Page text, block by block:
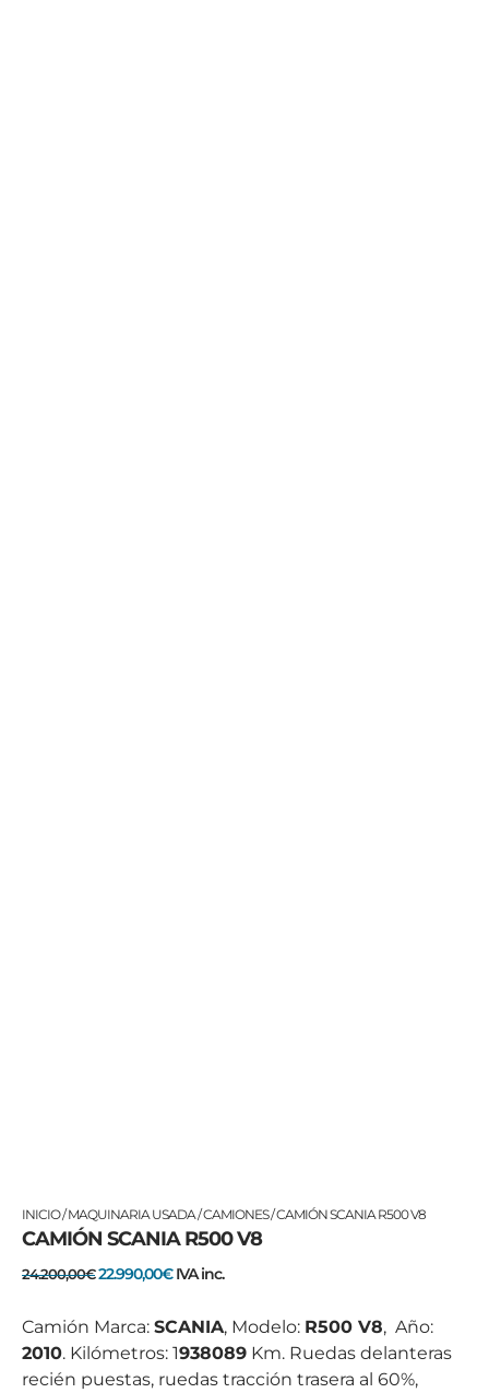
INICIO/MAQUINARIA USADA/CAMIONES/ CAMIÓN SCANIA R500 V8
CAMIÓN SCANIA R500 V8
24.200,00€
El
precio
original
24.200,00€.
22.990,00€
El
precio
actual
22.990,00€.
IVA inc.
Camión Marca: SCANIA, Modelo: R500 V8, Año:
2010. Kilómetros: 1938089 Km. Ruedas delanteras
recién puestas, ruedas tracción trasera al 60%,